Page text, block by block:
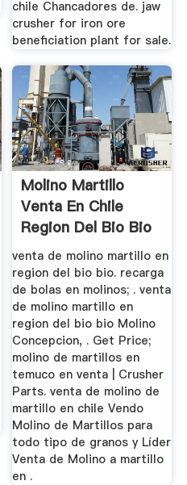
chile Chancadores de. jaw
crusher for iron ore
beneficiation plant for sale.
Molino Martillo
Venta En Chile
Region Del Bio Bio
venta de molino martillo en
region del bio bio. recarga
de bolas en molinos; . venta
de molino martillo en
region del bio bio Molino
Concepcion, . Get Price;
molino de martillos en
temuco en venta | Crusher
Parts. venta de molino de
martillo en chile Vendo
Molino de Martillos para
todo tipo de granos y Líder
Venta de Molino a martillo
en .